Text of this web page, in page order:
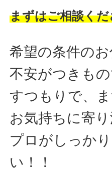
まずはご相談く
希望の条件の
不安がつきも
すつもりで、
お気持ちに寄
プロがしっか
い！！